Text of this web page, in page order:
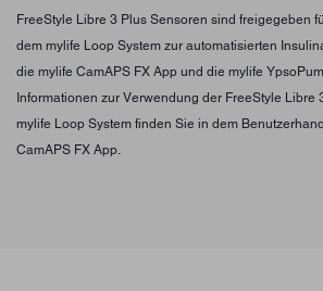
FreeStyle Libre 3 Plus Sensoren sind freigegeben
dem mylife Loop System zur automatisierten
die mylife CamAPS FX App und die mylife
Informationen zur Verwendung der FreeStyle Libre
mylife Loop System finden Sie in dem
CamAPS FX App.